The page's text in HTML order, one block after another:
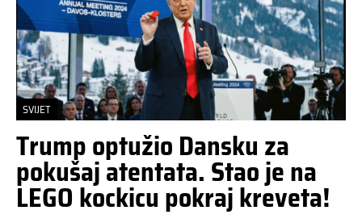
SVIJET
Trump optužio Dansku za
pokušaj atentata. Stao je na
LEGO kockicu pokraj kreveta!